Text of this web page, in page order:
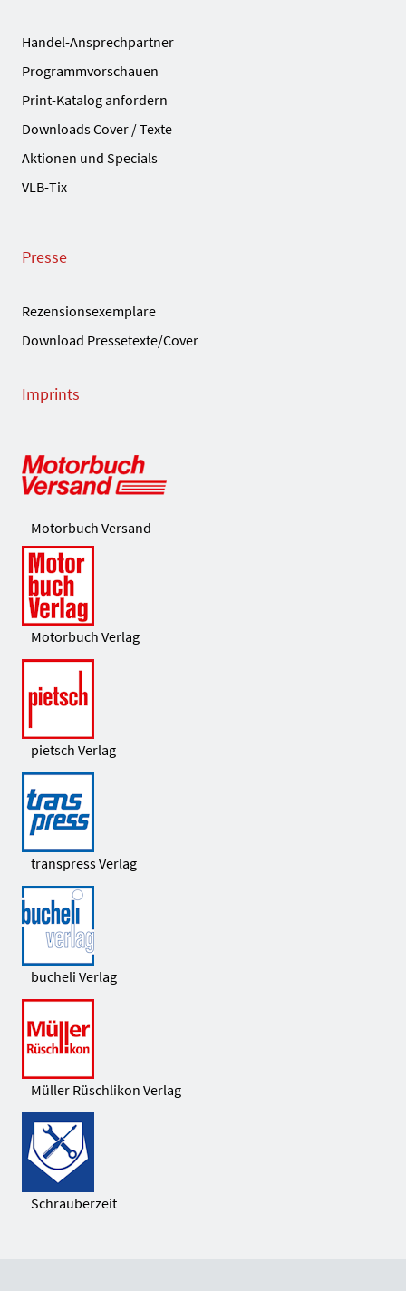
Handel-Ansprechpartner
Programmvorschauen
Print-Katalog anfordern
Downloads Cover / Texte
Aktionen und Specials
VLB-Tix
Presse
Rezensionsexemplare
Download Pressetexte/Cover
Imprints
Motorbuch Versand
Motorbuch Verlag
pietsch Verlag
transpress Verlag
bucheli Verlag
Müller Rüschlikon Verlag
Schrauberzeit